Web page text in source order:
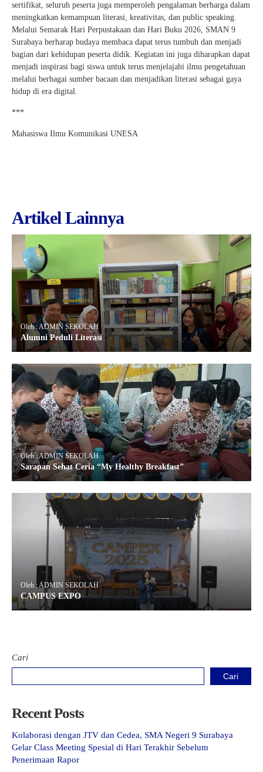
sertifikat, seluruh peserta juga memperoleh pengalaman berharga dalam
meningkatkan kemampuan literasi, kreativitas, dan public speaking.
Melalui Semarak Hari Perpustakaan dan Hari Buku 2026, SMAN 9
Surabaya berharap budaya membaca dapat terus tumbuh dan menjadi
bagian dari kehidupan peserta didik. Kegiatan ini juga diharapkan dapat
menjadi inspirasi bagi siswa untuk terus menjelajahi ilmu pengetahuan
melalui berbagai sumber bacaan dan menjadikan literasi sebagai gaya
hidup di era digital.
***
Mahasiswa Ilmu Komunikasi UNESA
Artikel Lainnya
Oleh : ADMIN SEKOLAH
Alumni Peduli Literasi
Oleh : ADMIN SEKOLAH
Sarapan Sehat Ceria “My Healthy Breakfast”
Oleh : ADMIN SEKOLAH
CAMPUS EXPO
Cari
Cari
Recent Posts
Kolaborasi dengan JTV dan Cedea, SMA Negeri 9 Surabaya
Gelar Class Meeting Spesial di Hari Terakhir Sebelum
Penerimaan Rapor